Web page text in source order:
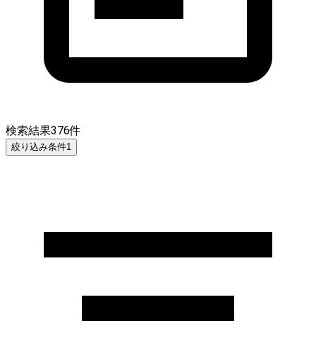
検索結果376件
絞り込み条件1